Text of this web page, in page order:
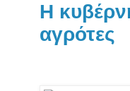
Η
αγρότες